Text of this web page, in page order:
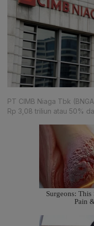
PT CIMB Niaga Tbk
Rp 3,08 triliun atau 50%